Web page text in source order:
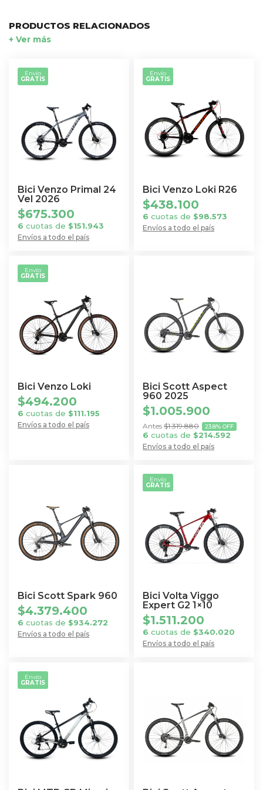
PRODUCTOS RELACIONADOS
+ Ver más
Bici Venzo Primal 24
Vel 2026
Envío
GRATIS
Envíos a todo el país
$675.300
6 cuotas de $151.943
producto
tiene
variantes.
Las
opciones
se
elegir
en
la
página
Bici Venzo Loki R26
Envío
GRATIS
Envíos a todo el país
$438.100
6 cuotas de $98.573
variantes.
Las
opciones
se
pueden
en
la
página
de
producto
Bici Venzo Loki
Envío
GRATIS
Envíos a todo el país
$494.200
6 cuotas de $111.195
opciones
se
pueden
la
página
de
Bici Scott Aspect
960 2025
Envíos a todo el país
$1.319.880
$1.005.900
23.8% OFF
6 cuotas de $214.592
producto
tiene
variantes.
Las
opciones
se
elegir
en
la
página
de
Bici Scott Spark 960
Envíos a todo el país
$4.379.400
6 cuotas de $934.272
tiene
múltiples
opciones
se
pueden
Bici Volta Viggo
Expert G2 1×10
Envío
GRATIS
Envíos a todo el país
$1.511.200
6 cuotas de $340.020
variantes.
Las
opciones
elegir
Envío
GRATIS